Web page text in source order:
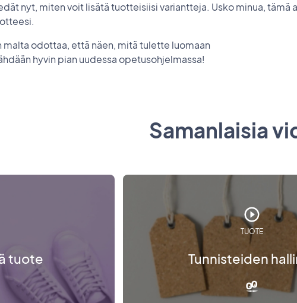
nyt, miten voit lisätä tuotteisiisi variantteja. Usko minua, tämä
malta odottaa, että näen, mitä tulette luomaan
hyvin pian uudessa opetusohjelmassa!
Samanlaisia
tuote
TUOTE
Tunnisteiden